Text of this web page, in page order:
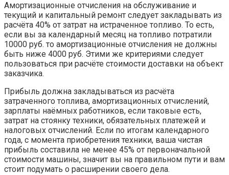
Амортизационные отчисления на обслуживание и
текущий и капитальный ремонт следует закладывать из
расчёта 40% от затрат на истраченное топливо. То есть,
если вы за календарный месяц на топливо потратили
10000 руб. то амортизационные отчисления не должны
быть ниже 4000 руб. Этими же критериями следует
пользоваться при расчёте стоимости доставки на объект
заказчика.
Прибыль должна закладываться из расчёта
затраченного топлива, амортизационных отчислений,
зарплаты наёмных работников, если таковые есть,
затрат на стоянку техники, обязательных платежей и
налоговых отчислений. Если по итогам календарного
года, с момента приобретения техники, ваша чистая
прибыль составила не менее 45% от первоначальной
стоимости машины, значит вы на правильном пути и вам
стоит подумать о расширении своего дела.